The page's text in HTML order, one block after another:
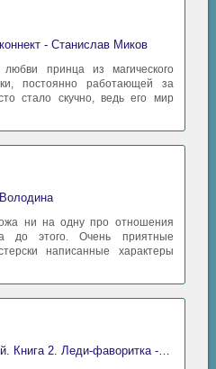
- Станислав Миков
принца из магического
постоянно работающей за
стало скучно, ведь его мир
ни на одну про отношения
до этого. Очень приятные
написанные характеры
Дикарь королевских кровей. Книга 2. Леди-фаворитка - Анна Сергеевна Гаврилова